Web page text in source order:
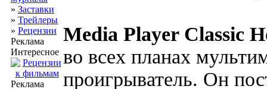
» Заставки
» Трейлеры
» Рецензии
Реклама
Интересное
Реклама
Media Player Classic
во всех планах
проигрыватель. Он